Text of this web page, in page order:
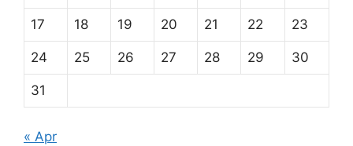
17 18 19 20 21 22 23
24 25 26 27 28 29 30
31
« Apr